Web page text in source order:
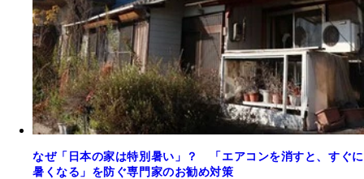
なぜ「日本の家は特別暑い」？ 「エアコンを消すと、すぐに
暑くなる」を防ぐ専門家のお勧め対策